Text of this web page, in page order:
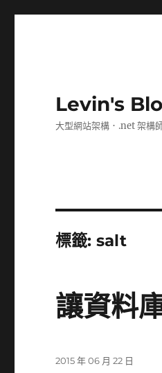
Levin's
大型網站架構．.net 架構
標籤:salt
讓資料
發
2015 年 06 月 22 日